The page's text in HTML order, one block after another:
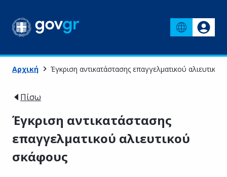
Αρχική Έγκριση αντικατάστασης επαγγελματικού
Πίσω
Έγκριση αντικατάστασης
επαγγελματικού αλιευτικού
σκάφους